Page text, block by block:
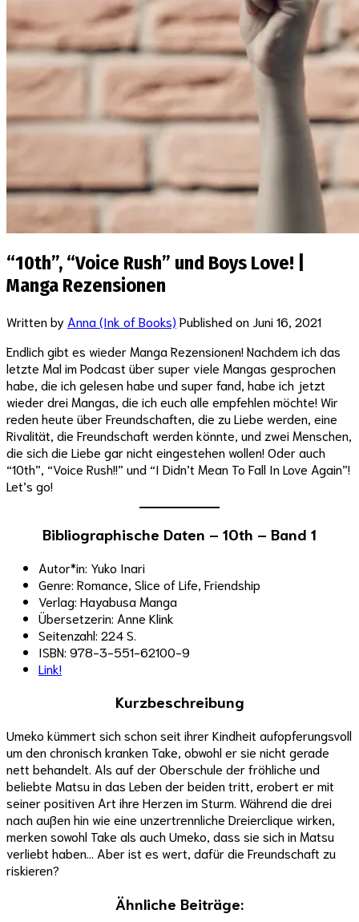
“10th”, “Voice Rush” und Boys Love! |
Manga Rezensionen
Written by Anna (Ink of Books) Published on Juni 16, 2021
Endlich gibt es wieder Manga Rezensionen! Nachdem ich das
letzte Mal im Podcast über super viele Mangas gesprochen
habe, die ich gelesen habe und super fand, habe ich jetzt
wieder drei Mangas, die ich euch alle empfehlen möchte! Wir
reden heute über Freundschaften, die zu Liebe werden, eine
Rivalität, die Freundschaft werden könnte, und zwei Menschen,
die sich die Liebe gar nicht eingestehen wollen! Oder auch
“10th”, “Voice Rush!!” und “I Didn’t Mean To Fall In Love Again”!
Let’s go!
Bibliographische Daten – 10th – Band 1
Autor*in: Yuko Inari
Genre: Romance, Slice of Life, Friendship
Verlag: Hayabusa Manga
Übersetzerin: Anne Klink
Seitenzahl: 224 S.
ISBN: 978-3-551-62100-9
Link!
Kurzbeschreibung
Umeko kümmert sich schon seit ihrer Kindheit aufopferungsvoll
um den chronisch kranken Take, obwohl er sie nicht gerade
nett behandelt. Als auf der Oberschule der fröhliche und
beliebte Matsu in das Leben der beiden tritt, erobert er mit
seiner positiven Art ihre Herzen im Sturm. Während die drei
nach außen hin wie eine unzertrennliche Dreierclique wirken,
merken sowohl Take als auch Umeko, dass sie sich in Matsu
verliebt haben… Aber ist es wert, dafür die Freundschaft zu
riskieren?
Ähnliche Beiträge: